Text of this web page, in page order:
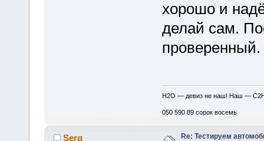
хорошо и
делай сам.
проверенный.
H2O — девиз не наш! Наш —
050 590 89 сорок восемь
Serg Re: Тестируем